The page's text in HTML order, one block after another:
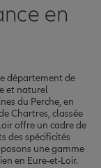
en
département de
et naturel
du Perche, en
Chartres, classée
offre un cadre de
des spécificités
une gamme
en Eure-et-Loir.